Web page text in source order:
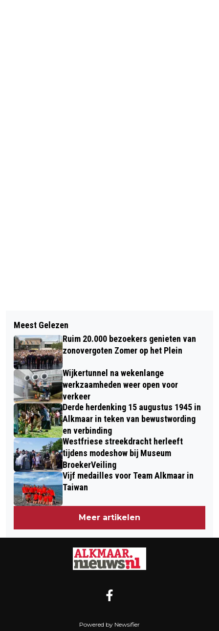
VIER DE VRIJHEID OP HET KETI KOTI
FESTIVAL IN ALKMAAR
VIER ALMEERDERS AANGEHOUDEN NA
POGING TOT HELPDESKFRAUDE IN
HEERHUGOWAARD
Meest Gelezen
Ruim 20.000 bezoekers genieten van
zonovergoten Zomer op het Plein
Wijkertunnel na wekenlange
werkzaamheden weer open voor
verkeer
Derde herdenking 15 augustus 1945 in
Alkmaar in teken van bewustwording
en verbinding
Westfriese streekdracht herleeft
tijdens modeshow bij Museum
BroekerVeiling
Vijf medailles voor Team Alkmaar in
Taiwan
Meer artikelen
Powered by Newsifier